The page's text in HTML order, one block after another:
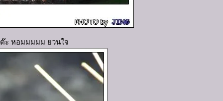
ต๊ะ หอมมมมม ยวนใจ